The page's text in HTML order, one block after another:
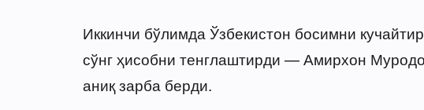
Иккинчи бўлимда Ўзбекистон босимни
сўнг ҳисобни тенглаштирди — Амирхон
аниқ зарба берди.